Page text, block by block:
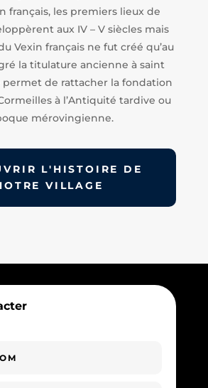
français, les premiers lieux de
aux IV – V siècles mais
Vexin français ne fut créé qu’au
la titulature ancienne à saint
permet de rattacher la fondation
à l’Antiquité tardive ou
mérovingienne.
L'HISTOIRE DE
VILLAGE